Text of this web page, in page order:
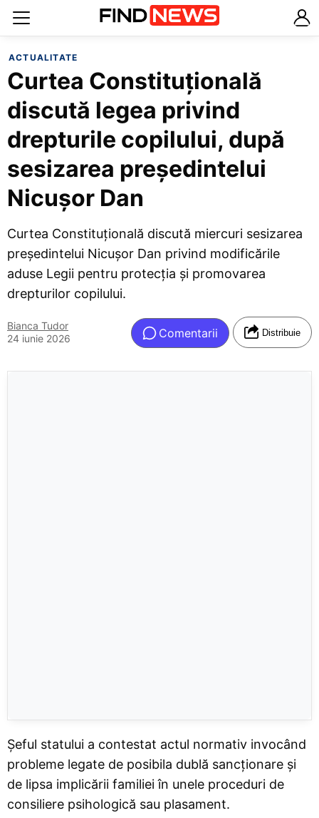
ACTUALITATE
Curtea Constituțională
discută legea privind
drepturile copilului, după
sesizarea președintelui
Nicușor Dan
Curtea Constituțională discută miercuri sesizarea
președintelui Nicușor Dan privind modificările
aduse Legii pentru protecția și promovarea
drepturilor copilului.
Bianca Tudor
24 iunie 2026
Comentarii Distribuie
Șeful statului a contestat actul normativ invocând
probleme legate de posibila dublă sancționare și
de lipsa implicării familiei în unele proceduri de
consiliere psihologică sau plasament.